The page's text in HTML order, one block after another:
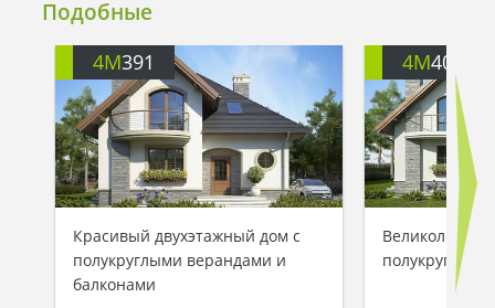
Подобные
4M391
Красивый двухэтажный дом с
полукруглыми верандами и
балконами
4M401